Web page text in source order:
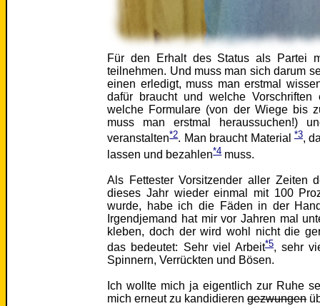
Für den Erhalt des Status als Partei
teilnehmen. Und muss man sich darum
einen erledigt, muss man erstmal
dafür braucht und welche
welche Formulare (von der Wiege bis
muss man erstmal heraussuchen!)
veranstalten*2. Man braucht Material *3,
lassen und bezahlen*4muss.
Als Fettester Vorsitzender aller Zeiten
dieses Jahr wieder einmal mit 100
wurde, habe ich die Fäden in der
Irgendjemand hat mir vor Jahren mal
kleben, doch der wird wohl nicht die
das bedeutet: Sehr viel Arbeit*5, sehr
Spinnern, Verrückten und Bösen.
Ich wollte mich ja eigentlich zur Ruhe
mich erneut zu kandidierengezwungen